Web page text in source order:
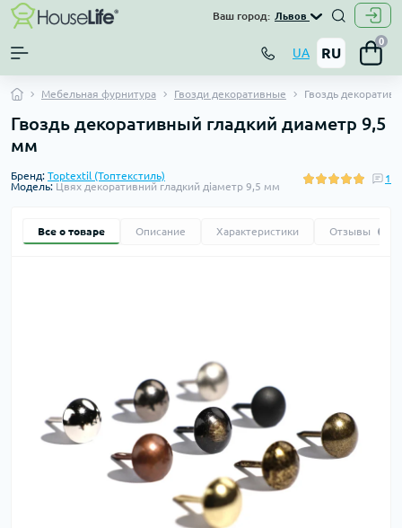
Ваш город: Львов
UA RU
0
Мебельная фурнитура Гвозди декоративные Гвоздь
Гвоздь декоративный гладкий диаметр 9,5
мм
Бренд: Toptextil (Топтекстиль)
Модель: Цвях декоративний гладкий діаметр 9,5 мм
1
Все о товаре Описание Характеристики Отзывы